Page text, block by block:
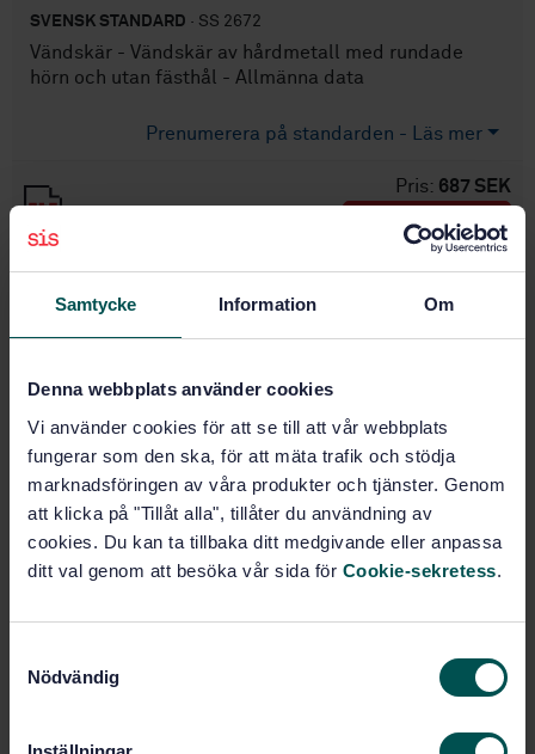
Samtycke Information Om
Denna webbplats använder cookies
Vi använder cookies för att se till att vår webbplats
fungerar som den ska, för att mäta trafik och stödja
marknadsföringen av våra produkter och tjänster. Genom
att klicka på "Tillåt alla", tillåter du användning av
cookies. Du kan ta tillbaka ditt medgivande eller anpassa
ditt val genom att besöka vår sida för Cookie-sekretess.
Nödvändig
SVENSK STANDARD · SS 2672
Vändskär - Vändskär av hårdmetall med rundade
hörn och utan fästhål - Allmänna data
Prenumerera på standarden - Läs mer
Pris: 687 SEK
PDF
Lägg i varukorgen
Fler alternativ
Produktinformation
Språk: Svenska
Framtagen av:
Verktyg för slipande och
skärande bearbetning samt pressning,
SIS/TK 645
Indexable hardmetal
(carbide) inserts with rounded corners,
Utgåva:1
Antal sidor:2